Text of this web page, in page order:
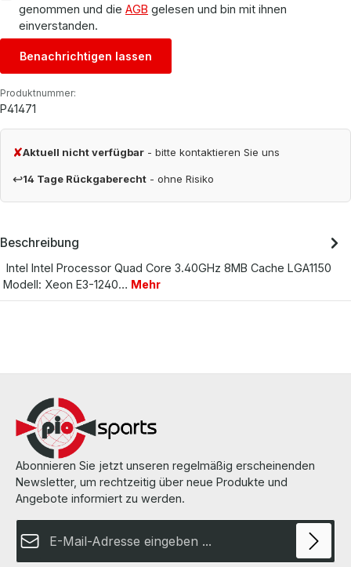
genommen und die AGB gelesen und bin mit ihnen
einverstanden.
Benachrichtigen lassen
Produktnummer:
P41471
✘Aktuell nicht verfügbar - bitte kontaktieren Sie uns
↩14 Tage Rückgaberecht - ohne Risiko
Beschreibung
Intel Intel Processor Quad Core 3.40GHz 8MB Cache LGA1150
Modell: Xeon E3-1240… Mehr
Abonnieren Sie jetzt unseren regelmäßig erscheinenden
Newsletter, um rechtzeitig über neue Produkte und
Angebote informiert zu werden.